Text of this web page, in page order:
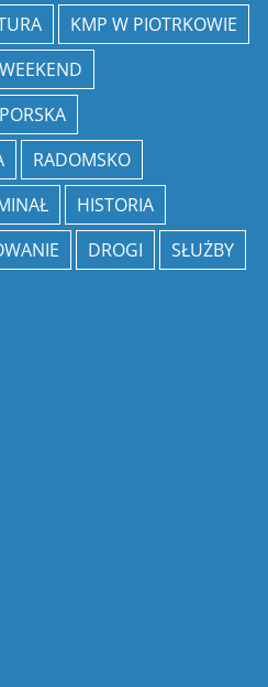
KMP W PIOTRKOWIE
RADOMSKO
HISTORIA
DROGI SŁUŻBY